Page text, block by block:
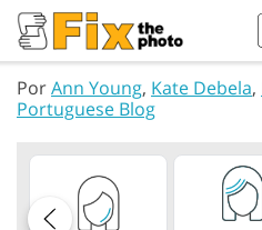
PorAnn Young, Kate Debela,
Portuguese Blog